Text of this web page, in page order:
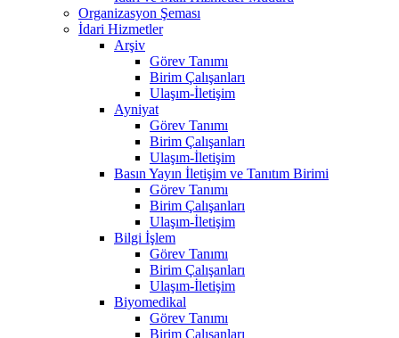
Organizasyon Şeması
İdari Hizmetler
Arşiv
Görev Tanımı
Birim Çalışanları
Ulaşım-İletişim
Ayniyat
Görev Tanımı
Birim Çalışanları
Ulaşım-İletişim
Basın Yayın İletişim ve Tanıtım Birimi
Görev Tanımı
Birim Çalışanları
Ulaşım-İletişim
Bilgi İşlem
Görev Tanımı
Birim Çalışanları
Ulaşım-İletişim
Biyomedikal
Görev Tanımı
Birim Çalışanları